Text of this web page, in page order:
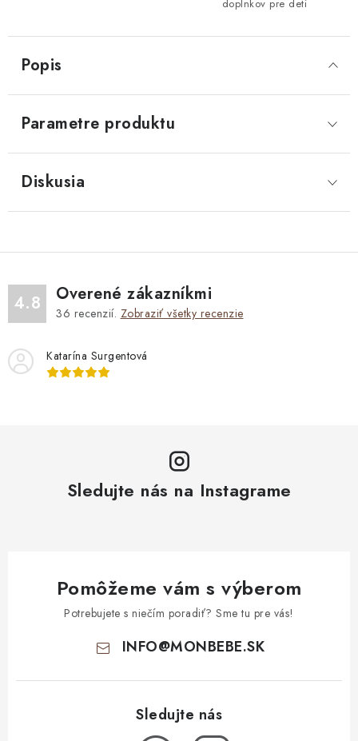
doplnkov pre deti
Popis
Parametre produktu
Diskusia
4.8 Overené zákazníkmi
36 recenzií. Zobraziť všetky recenzie
Katarína Surgentová
Sledujte nás na Instagrame
Pomôžeme vám s výberom
Potrebujete s niečím poradiť? Sme tu pre vás!
INFO@MONBEBE.SK